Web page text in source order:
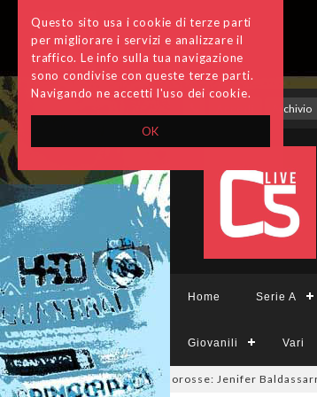
OK
Questo sito usa i cookie di terze parti
per migliorare i servizi e analizzare il
traffico. Le info sulla tua navigazione
sono condivise con queste terze parti.
Navigando ne accetti l'uso dei cookie.
Archivio
Home Serie A
Giovanili Vari
#futsalmercato a tinte giallorosse: Jenifer Baldassarri